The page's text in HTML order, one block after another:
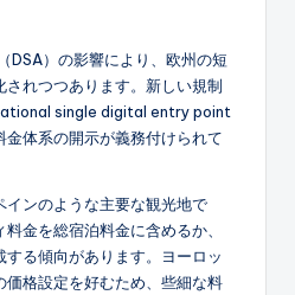
DSA）の影響により、欧州の短
れつつあります。新しい規制
single digital entry point
金体系の開示が義務付けられて
インのような主要な観光地で
金を総宿泊料金に含めるか、
る傾向があります。ヨーロッ
格設定を好むため、些細な料